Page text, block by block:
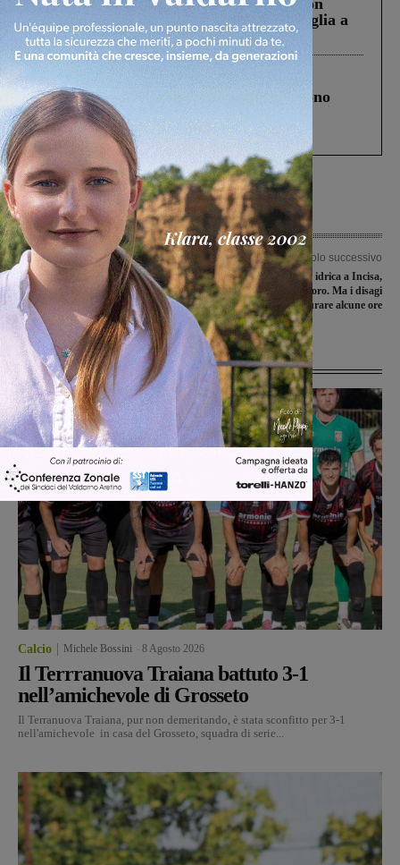
Scomparso da una struttura di Castiglion
Fiorentino l’uomo che aveva ucciso la figlia a
Levane nel 2020
Cronaca 4 Agosto 2026
Un anno fa la strage in A1 in cui morirono
Gianni, Giulia e Franco. Lo schianto, il
processo, lo stop ai sorpassi fra tir....
Articolo precedente
Sarri show, nel giorno del suo
compleanno porta il Napoli in vetta: è
campione d’inverno
Articolo successivo
Guasto sulla rete idrica a Incisa,
Publiacqua a lavoro. Ma i disagi
potrebbero durare alcune ore
Ultime Notizie
Calcio Michele Bossini 8 Agosto 2026
Il Terrranuova Traiana battuto 3-1
nell’amichevole di Grosseto
Il Terranuova Traiana, pur non demeritando, è stata sconfitto per 3-1
nell'amichevole in casa del Grosseto, squadra di serie...